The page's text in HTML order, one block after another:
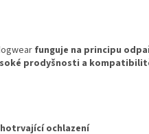
funguje na principu
prodyšnosti a
ochlazení